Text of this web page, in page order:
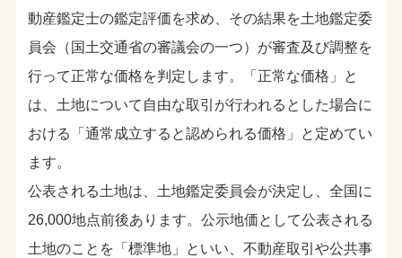
動産鑑定士の鑑定評価を求め、その結果を土地鑑定委
員会（国土交通省の審議会の一つ）が審査及び調整を
行って正常な価格を判定します。「正常な価格」と
は、土地について自由な取引が行われるとした場合に
おける「通常成立すると認められる価格」と定めてい
ます。
公表される土地は、土地鑑定委員会が決定し、全国に
26,000地点前後あります。公示地価として公表される
土地のことを「標準地」といい、不動産取引や公共事